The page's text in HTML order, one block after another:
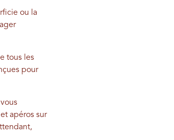
ou la
tous les
pour
apéros sur